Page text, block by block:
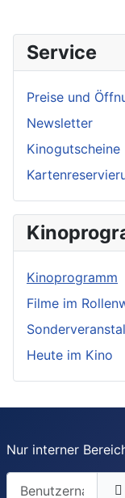
Service
Preise und
Newsletter
Kinogutscheine
Kinoprogramm
Filme im
Heute im Kino
Nur interner